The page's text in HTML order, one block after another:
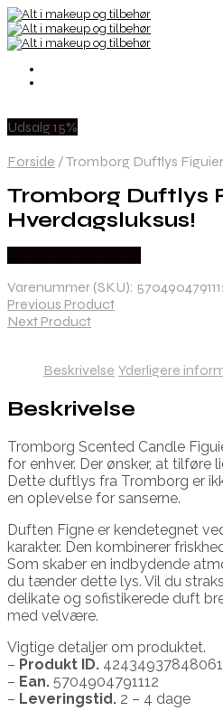
Udsalg 15%
Forside /Tromborg Duftlys
Tromborg Duftlys
Hverdagsluksus!
Varenummer (SKU):
Previous Product
Next Product
Beskrivelse Yderligere
Beskrivelse
Tromborg Scented Candle
for enhver. Der ønsker, at tilføre
Dette duftlys fra Tromborg er
en oplevelse for sanserne.
Duften Figne er kendetegnet
karakter. Den kombinerer
Som skaber en indbydende
du tænder dette lys. Vil du
delikate og sofistikerede duft
med velvære.
Vigtige detaljer om produktet.
– Produkt ID. 42434937848061
– Ean. 5704904791112
– Leveringstid. 2 – 4 dage